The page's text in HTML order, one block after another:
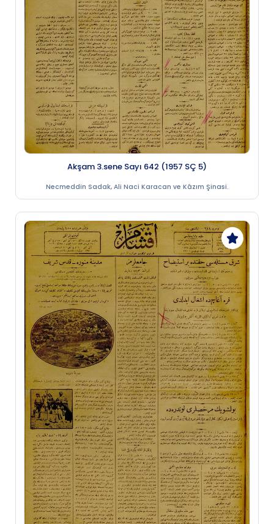
Akşam 3.sene Sayı 642 (1957 SÇ 5)
Necmeddin Sadak, Ali Naci Karacan ve Kâzım Şinasi.